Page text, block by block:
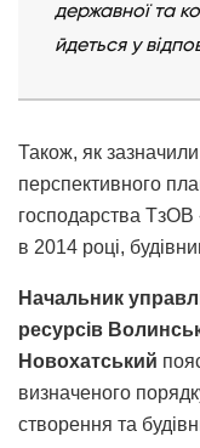
державної та
йдеться у
Також, як
перспективного
господарства
в 2014 році,
Начальник
ресурсів
Новохатський
визначеного
створення та